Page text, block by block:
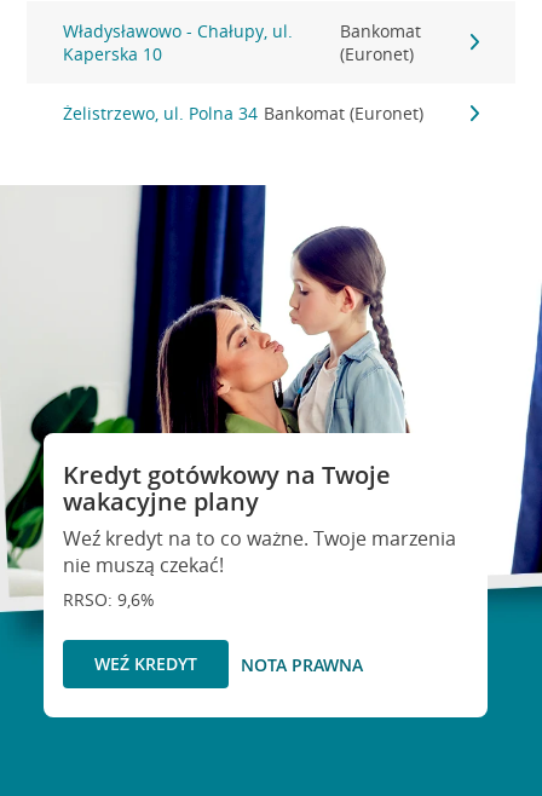
Władysławowo - Chałupy, ul.
Kaperska 10
Bankomat
(Euronet)
Żelistrzewo, ul. Polna 34 Bankomat (Euronet)
Kredyt gotówkowy na Twoje
wakacyjne plany
Weź kredyt na to co ważne. Twoje marzenia
nie muszą czekać!
RRSO: 9,6%
WEŹ KREDYT NOTA PRAWNA